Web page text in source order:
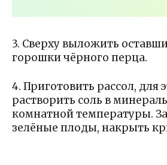
3. Сверху выложить
горошки чёрного перца.
4. Приготовить рассол, для
растворить соль в
комнатной температуры.
зелёные плоды, накрыть